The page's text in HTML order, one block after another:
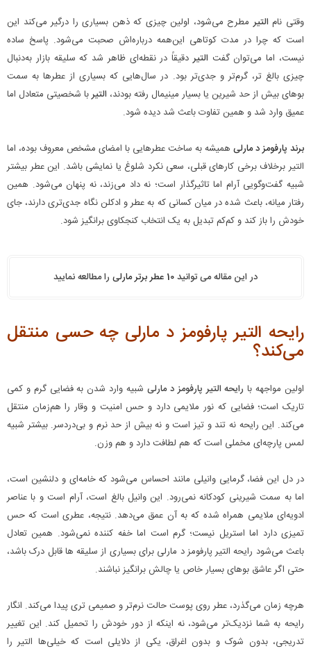
وقتی نام التیرمطرح می‌شود، اولین چیزی که ذهن بسیاری را درگیر می‌کند این
است که چرا در مدت کوتاهی این‌همه درباره‌اش صحبت می‌شود. پاسخ ساده
نیست، اما می‌توان گفت التیردقیقاً در نقطه‌ای ظاهر شد که سلیقه بازار به‌دنبال
چیزی بالغ‌ تر، گرم‌تر و جدی‌تر بود. در سال‌هایی که بسیاری از عطرها به سمت
بوهای بیش از حد شیرین یا بسیار مینیمال رفته بودند، التیربا شخصیتی متعادل اما
عمیق وارد شد و همین تفاوت باعث شد دیده شود.
برند پارفومز د مارلی همیشه به ساخت عطرهایی با امضای مشخص معروف بوده، اما
التیر برخلاف برخی کارهای قبلی، سعی نکرد شلوغ یا نمایشی باشد. این عطر بیشتر
شبیه گفت‌وگویی آرام اما تاثیرگذار است؛ نه داد می‌زند، نه پنهان می‌شود. همین
رفتار میانه، باعث شده در میان کسانی که به عطر و ادکلن نگاه جدی‌تری دارند، جای
خودش را باز کند و کم‌کم تبدیل به یک انتخاب کنجکاوی‌ برانگیز شود.
در این مقاله می توانید10 عطر برتر مارلی را مطالعه نمایید
رایحه التیر پارفومز د مارلی چه حسی منتقل
می‌کند؟
اولین مواجهه با رایحه التیر پارفومز د مارلی شبیه وارد شدن به فضایی گرم و کمی
تاریک است؛ فضایی که نور ملایمی دارد و حس امنیت و وقار را هم‌زمان منتقل
می‌کند. این رایحه نه تند و تیز است و نه بیش از حد نرم و بی‌دردسر. بیشتر شبیه
لمس پارچه‌ای مخملی است که هم لطافت دارد و هم وزن.
در دل این فضا، گرمایی وانیلی‌ مانند احساس می‌شود که خامه‌ای و دلنشین است،
اما به سمت شیرینی کودکانه نمی‌رود. این وانیل بالغ است، آرام است و با عناصر
ادویه‌ای ملایمی همراه شده که به آن عمق می‌دهد. نتیجه، عطری است که حس
تمیزی دارد اما استریل نیست؛ گرم است اما خفه‌ کننده نمی‌شود. همین تعادل
باعث می‌شود رایحه التیر پارفومز د مارلی برای بسیاری از سلیقه‌ ها قابل‌ درک باشد،
حتی اگر عاشق بوهای بسیار خاص یا چالش‌ برانگیز نباشند.
هرچه زمان می‌گذرد، عطر روی پوست حالت نرم‌تر و صمیمی‌ تری پیدا می‌کند. انگار
رایحه به شما نزدیک‌تر می‌شود، نه اینکه از دور خودش را تحمیل کند. این تغییر
تدریجی، بدون شوک و بدون اغراق، یکی از دلایلی است که خیلی‌ها التیر را